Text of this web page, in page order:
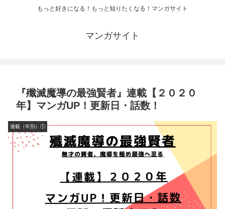
もっと好きになる！もっと知りたくなる！マンガサイト
マンガサイト
『殲滅魔導の最強賢者』連載【２０２０
年】マンガUP！更新日・話数！
連載（年別）①